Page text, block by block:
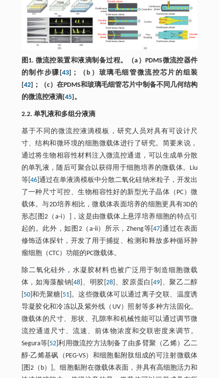
图1. 微流控装置和液滴制备过程。（a）PDMS微流控器件
的制作步骤[43]；（b）玻璃毛细管微流控芯片的组装
[42]；（c）在PDMS和玻璃毛细管芯片中制备不同几何结构
的微流控液滴[45]。
2.2. 单乳液和多组分液滴
基于不同的微流控液滴模板，研究人员对具有可设计尺
寸、结构和微环境的细胞微载体进行了研究。简要来说，
通过将生物相容性材料注入微流控通道，可以生成单分散
的单乳液，随后可聚合以获得用于细胞培养的微载体。Liu
等[ 46]通过在单液滴模板中分散二氧化硅纳米粒子，开发出
了一种尺寸可控、生物相容性好的新型光子晶体（PC）微
载体。与2D培养相比，微载体表面培养的细胞更具有3D的
形态[图2（a-i）]，这是由微载体上悬浮培养细胞的特点引
起的。此外，如图2（a-ii）所示，Zheng等[47 ]通过在表面
修饰适体探针，开发了用于捕捉、检测和释放多种循环肿
瘤细胞（CTC）功能的PC微载体。
除二氧化硅外，水凝胶材料也被广泛用于制造细胞微载
体，如海藻酸钠[48 ]、明胶[28 ]、胶原蛋白[49 ]、聚乙二醇
50]和壳聚糖[ 51]。这些微载体可以通过离子交联、温度诱
导凝胶化和冷冻以及紫外线（UV）照射等多种方法固化。
微载体的尺寸、形状、孔隙率和机械性能可以通过调节微
流控通道尺寸、流速、前体物浓度和交联密度来调节。
Segura等[ 52 ]利用微流控方法制备了由多臂聚（乙烯）乙二
醇-乙烯基砜（PEG-VS）和细胞黏附肽组成的可注射微载体
[图2（b）]。细胞黏附在微载体表面，并具有高细胞活力和